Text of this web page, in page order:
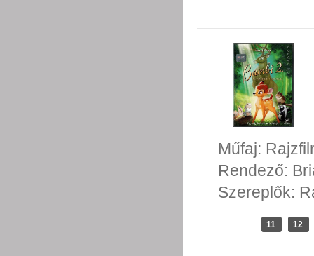
Műfaj:
Rendező:
Szereplők:
11 12